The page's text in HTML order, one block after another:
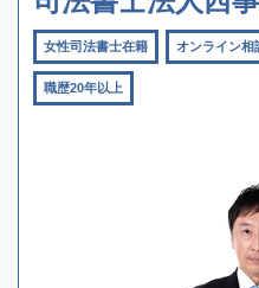
女性司法書士在籍 オンライン相
職歴20年以上